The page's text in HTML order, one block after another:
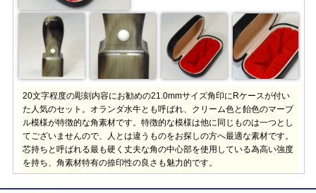
20文字程度の彫刻内容にお勧めの21.0mmサイズ角印にRケースが付い
た人気のセット。オランダ水牛とも呼ばれ、クリーム色と飴色のマーブ
ル模様が特徴的な角素材です。特徴的な模様は他に同じものは一つとし
てございませんので、人とは違うものをお探しの方へ最適な素材です。
芯持ちと呼ばれる最も硬く丈夫な角の中心部を使用している為高い強度
を持ち、角素材特有の捺印性の良さも魅力的です。